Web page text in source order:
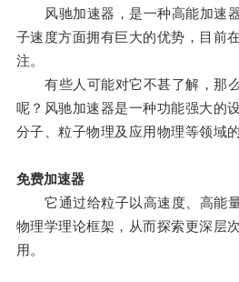
风驰加速器，是一种高能加速
子速度方面拥有巨大的优势，目前
注。
有些人可能对它不甚了解，那么
呢？风驰加速器是一种功能强大的
分子、粒子物理及应用物理等领域
免费加速器
它通过给粒子以高速度、高能量
物理学理论框架，从而探索更深层
用。